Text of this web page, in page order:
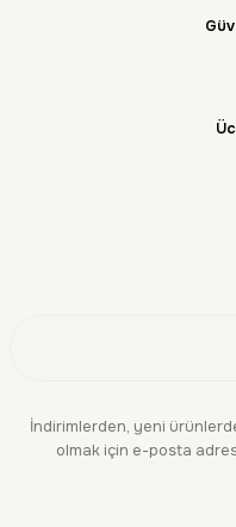
İndirimlerden, yeni
olmak için e-posta